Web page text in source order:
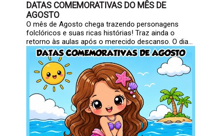
DATAS COMEMORATIVAS DO MÊS DE
AGOSTO
O mês de Agosto chega trazendo personagens
folclóricos e suas ricas histórias! Traz ainda o
retorno às aulas após o merecido descanso. O dia...